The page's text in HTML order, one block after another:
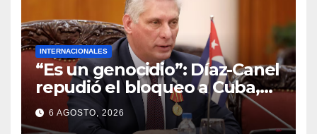
INTERNACIONALES
“Es un genocidio”: Díaz-Canel
repudió el bloqueo a Cuba,
apuntó a Trump y reclamó
condenas internacionales
6 AGOSTO, 2026